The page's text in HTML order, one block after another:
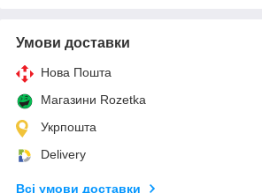
Умови доставки
Нова Пошта
Магазини Rozetka
Укрпошта
Delivery
Всі умови доставки